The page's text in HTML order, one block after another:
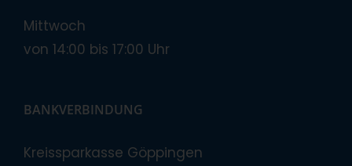
Mittwoch
von 14:00 bis 17:00 Uhr
BANKVERBINDUNG
Kreissparkasse Göppingen